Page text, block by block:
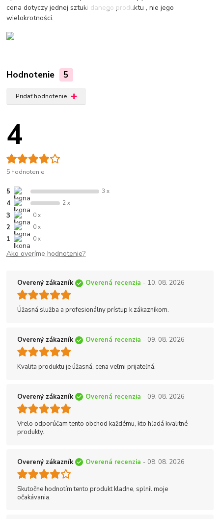
cena dotyczy jednej sztuki danego produktu , nie jego
wielokrotności.
Hodnotenie 5
Pridať hodnotenie
4
5 hodnotenie
5 3 x
4 2 x
3 0 x
2 0 x
1 0 x
Ako overíme hodnotenie?
Overený zákazník Overená recenzia - 10. 08. 2026
Úžasná služba a profesionálny prístup k zákazníkom.
Overený zákazník Overená recenzia - 09. 08. 2026
Kvalita produktu je úžasná, cena veľmi prijateľná.
Overený zákazník Overená recenzia - 09. 08. 2026
Vrelo odporúčam tento obchod každému, kto hľadá kvalitné
produkty.
Overený zákazník Overená recenzia - 08. 08. 2026
Skutočne hodnotím tento produkt kladne, splnil moje
očakávania.